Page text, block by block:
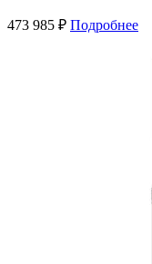
473 985 ₽ Подробнее